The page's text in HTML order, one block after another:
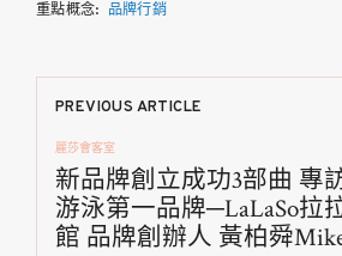
重點概念: 品牌行銷
文
章
導
PREVIOUS ARTICLE
麗莎會客室
新品牌創立成功3部曲 專
游泳第一品牌─LaLaSo拉
館 品牌創辦人 黃柏舜